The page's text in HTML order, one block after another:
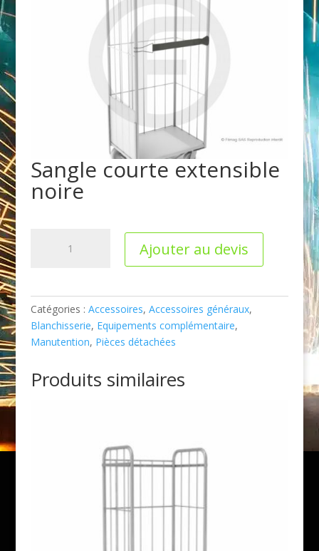
Sangle courte extensible
noire
extensible
noire
Ajouter au devis
Catégories : Accessoires, Accessoires généraux,
Blanchisserie, Equipements complémentaire,
Manutention, Pièces détachées
Produits similaires